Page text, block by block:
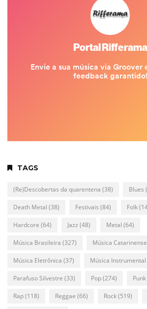
TAGS
(Re)Descobertas da quarentena (38) Blues
Death Metal (38) Festivais (84) Folk
Hardcore (64) Jazz (48) Metal (64)
Música Brasileira (327) Música Catarinense
Música Eletrônica (37) Música Instrumental
Parafuso Silvestre (33) Pop(274)
Rap(118) Reggae (66) Rock(519)